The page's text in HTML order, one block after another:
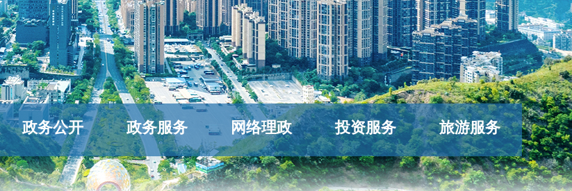
政务公开 政务服务 网络理政 投资服务 旅游服务